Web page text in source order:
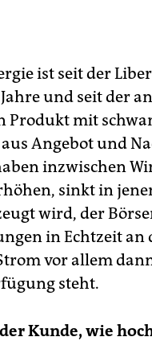
ist seit der
und seit der
Produkt mit
Angebot und
inzwischen
sinkt in
wird, der
in Echtzeit
vor allem
steht.
Kunde, wie